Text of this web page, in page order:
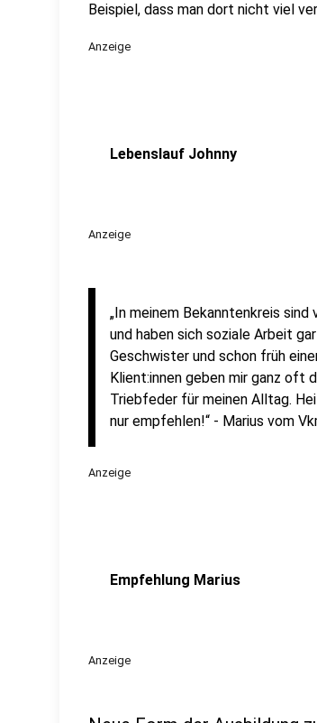
Beispiel, dass man dort nicht viel
Anzeige
Lebenslauf Johnny
Anzeige
„In meinem Bekanntenkreis
und haben sich soziale Arbeit
Geschwister und schon früh
Klient:innen geben mir ganz oft
Triebfeder für meinen Alltag.
nur empfehlen!“ - Marius vom
Anzeige
Empfehlung Marius
Anzeige